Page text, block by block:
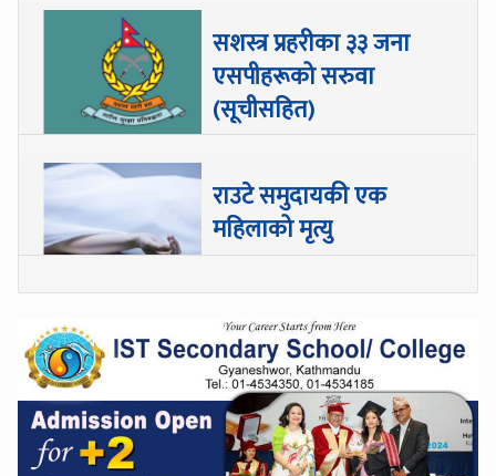
सशस्त्र प्रहरीका ३३ जना
एसपीहरूको सरुवा
(सूचीसहित)
राउटे समुदायकी एक
महिलाको मृत्यु